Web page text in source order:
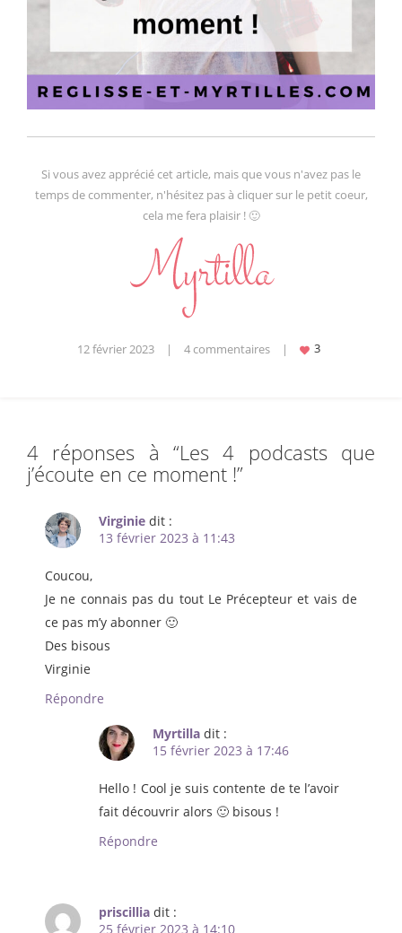
Si vous avez apprécié cet article, mais que vous n'avez pas le
temps de commenter, n'hésitez pas à cliquer sur le petit coeur,
cela me fera plaisir ! 🙂
12 février 2023 | 4 commentaires |
4 réponses à “Les 4 podcasts que
j’écoute en ce moment !”
Virginie dit :
13 février 2023 à 11:43
Coucou,
Je ne connais pas du tout Le Précepteur et vais de
ce pas m’y abonner 🙂
Des bisous
Virginie
Répondre
Myrtilla dit :
15 février 2023 à 17:46
Hello ! Cool je suis contente de te l’avoir
fait découvrir alors 🙂 bisous !
Répondre
priscillia dit :
25 février 2023 à 14:10